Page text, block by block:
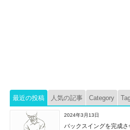
最近の投稿 人気の記事 Category
2024年3月13日
バックスイングを完成